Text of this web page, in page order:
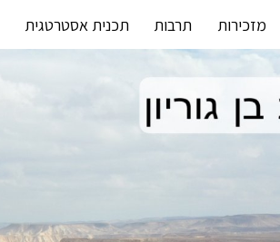
מזכירות תרבות תכנית אסטרטגית